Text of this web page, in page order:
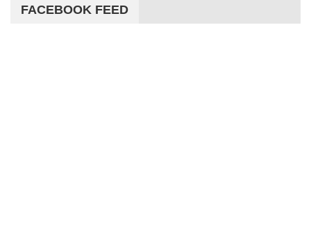
FACEBOOK FEED